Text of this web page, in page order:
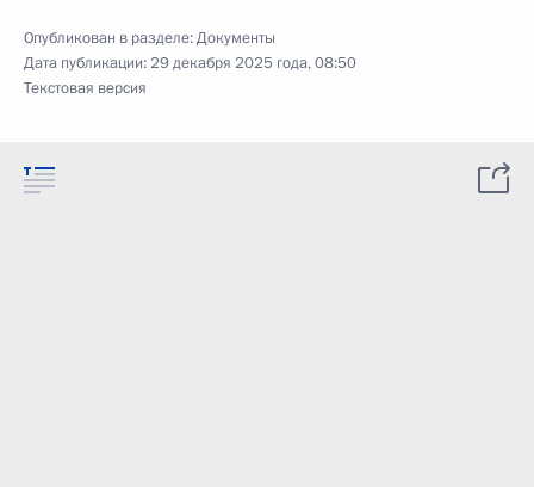
Опубликован в разделе:Документы
Дата публикации:29 декабря 2025 года, 08:50
Текстовая версия